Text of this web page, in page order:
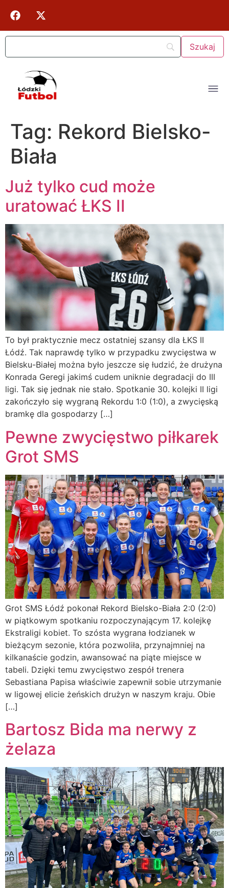
Tag: Rekord Bielsko-
Biała
Już tylko cud może
uratować ŁKS II
To był praktycznie mecz ostatniej szansy dla ŁKS II
Łódź. Tak naprawdę tylko w przypadku zwycięstwa w
Bielsku-Białej można było jeszcze się łudzić, że drużyna
Konrada Geregi jakimś cudem uniknie degradacji do III
ligi. Tak się jednak nie stało. Spotkanie 30. kolejki II ligi
zakończyło się wygraną Rekordu 1:0 (1:0), a zwycięską
bramkę dla gospodarzy […]
Pewne zwycięstwo piłkarek
Grot SMS
Grot SMS Łódź pokonał Rekord Bielsko-Biała 2:0 (2:0)
w piątkowym spotkaniu rozpoczynającym 17. kolejkę
Ekstraligi kobiet. To szósta wygrana łodzianek w
bieżącym sezonie, która pozwoliła, przynajmniej na
kilkanaście godzin, awansować na piąte miejsce w
tabeli. Dzięki temu zwycięstwo zespół trenera
Sebastiana Papisa właściwie zapewnił sobie utrzymanie
w ligowej elicie żeńskich drużyn w naszym kraju. Obie
[…]
Bartosz Bida ma nerwy z
żelaza